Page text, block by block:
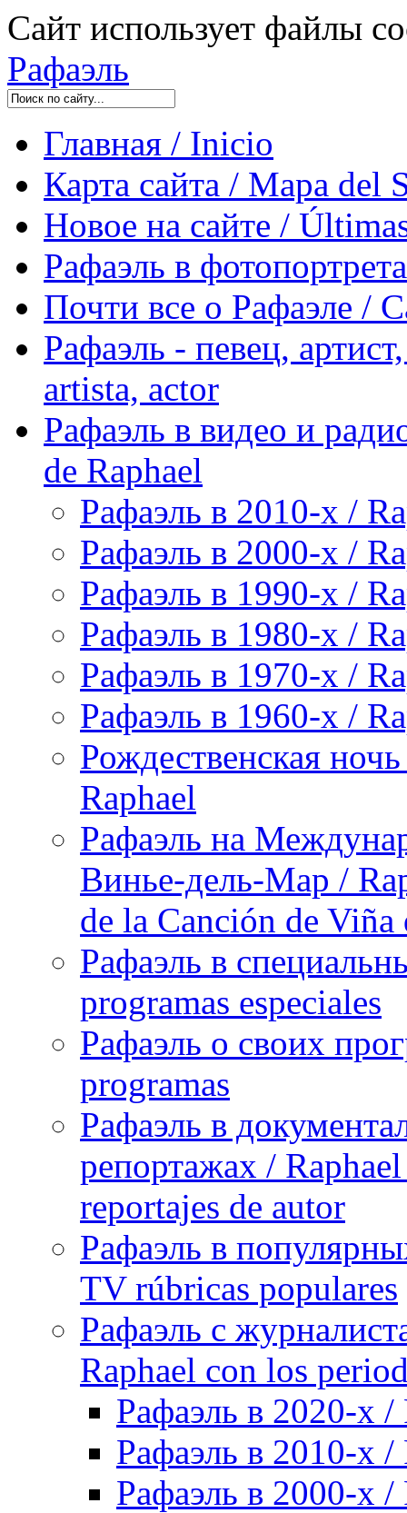
Сайт использует файлы
Рафаэль
Главная / Inicio
Карта сайта / Mapa del
Новое на сайте /
Рафаэль в
Почти все о Рафаэле /
Рафаэль - певец,
artista, actor
Рафаэль в видео и
de Raphael
Рафаэль в 2010-х /
Рафаэль в 2000-х /
Рафаэль в 1990-х /
Рафаэль в 1980-х /
Рафаэль в 1970-х /
Рафаэль в 1960-х /
Рождественская
Raphael
Рафаэль на
Винье-дель-Мар /
de la Canción de
Рафаэль в
programas especiales
Рафаэль о своих
programas
Рафаэль в
репортажах /
reportajes de autor
Рафаэль в
TV rúbricas populares
Рафаэль с
Raphael con los
Рафаэль в 2020-х /
Рафаэль в 2010-х /
Рафаэль в 2000-х /